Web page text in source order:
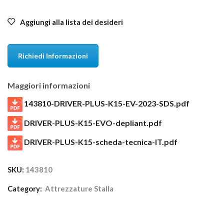
Aggiungi alla lista dei desideri
Richiedi Informazioni
Maggiori informazioni
143810-DRIVER-PLUS-K15-EV-2023-SDS.pdf
DRIVER-PLUS-K15-EVO-depliant.pdf
DRIVER-PLUS-K15-scheda-tecnica-IT.pdf
SKU: 143810
Category: Attrezzature Stalla